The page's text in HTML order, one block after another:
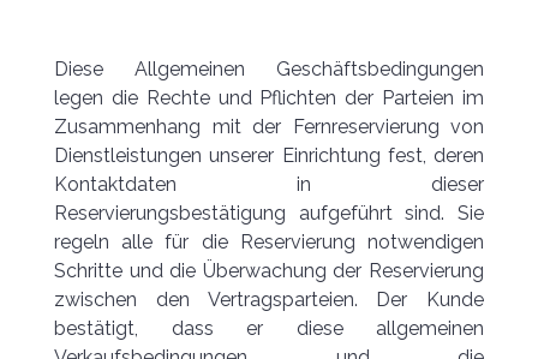
Diese Allgemeinen Geschäftsbedingungen
legen die Rechte und Pflichten der Parteien im
Zusammenhang mit der Fernreservierung von
Dienstleistungen unserer Einrichtung fest, deren
Kontaktdaten in dieser
Reservierungsbestätigung aufgeführt sind. Sie
regeln alle für die Reservierung notwendigen
Schritte und die Überwachung der Reservierung
zwischen den Vertragsparteien. Der Kunde
bestätigt, dass er diese allgemeinen